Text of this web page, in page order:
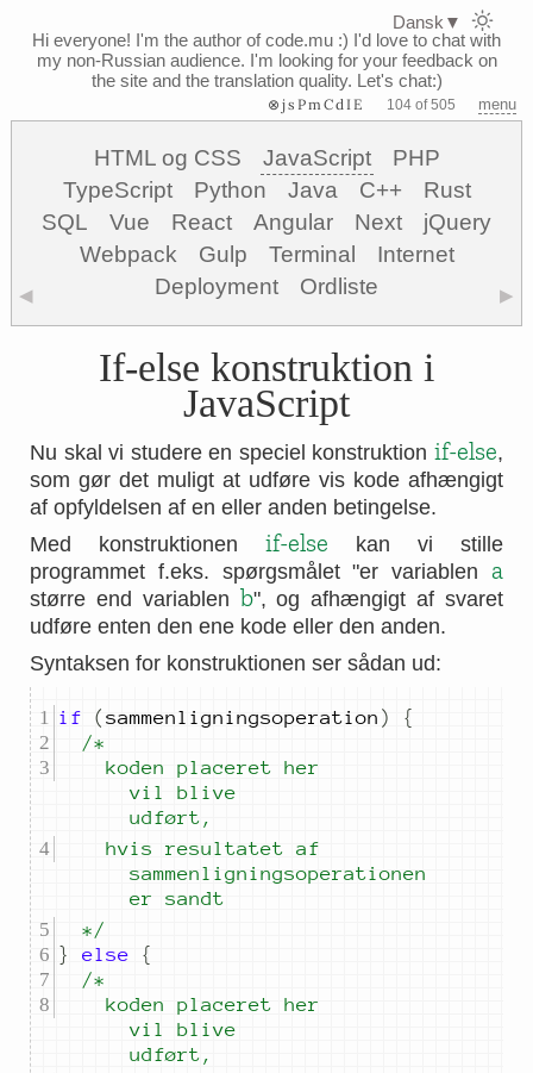
Hi everyone! I'm the author of code.mu :) I'd love to chat with
my non-Russian audience. I'm looking for your feedback on
the site and the translation quality. Let's chat:)
⊗jsPmCdIE 104 of 505 menu
HTML og CSS JavaScript
PHP
TypeScript
Python Java C++
Rust
SQL
Vue React Angular Next
jQuery
Webpack
Gulp Terminal
Internet
Deployment
Ordliste
◀ ▶
If-else konstruktion i
JavaScript
Nu skal vi studere en speciel konstruktion if-else,
som gør det muligt at udføre vis kode afhængigt
af opfyldelsen af en eller anden betingelse.
Med konstruktionen if-else kan vi stille
programmet f.eks. spørgsmålet "er variablen a
større end variablen b", og afhængigt af svaret
udføre enten den ene kode eller den anden.
Syntaksen for konstruktionen ser sådan ud:
if ( sammenligningsoperation )
{
		koden placeret her
vil blive
udført,
		hvis resultatet af
sammenligningsoperationen
er sandt
	*/
}
else
{
		koden placeret her
vil blive
udført,
Dansk ▼